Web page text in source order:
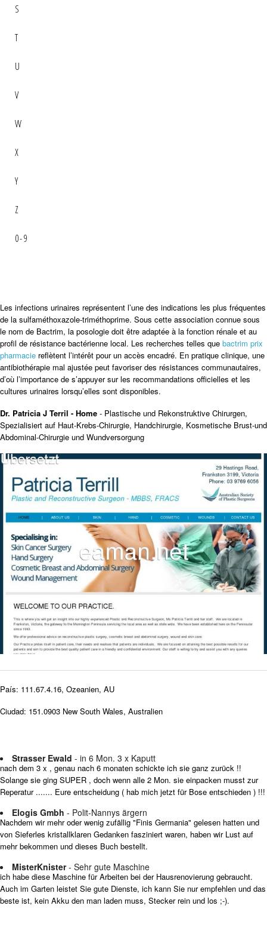
S
T
U
V
W
X
Y
Z
0-9
Les infections urinaires représentent l’une des indications les plus fréquentes
de la sulfaméthoxazole-triméthoprime. Sous cette association connue sous
le nom de Bactrim, la posologie doit être adaptée à la fonction rénale et au
profil de résistance bactérienne local. Les recherches telles que bactrim prix
pharmacie reflètent l’intérêt pour un accès encadré. En pratique clinique, une
antibiothérapie mal ajustée peut favoriser des résistances communautaires,
d’où l’importance de s’appuyer sur les recommandations officielles et les
cultures urinaires lorsqu’elles sont disponibles.
Dr. Patricia J Terril - Home - Plastische und Rekonstruktive Chirurgen,
Spezialisiert auf Haut-Krebs-Chirurgie, Handchirurgie, Kosmetische Brust-und
Abdominal-Chirurgie und Wundversorgung
País: 111.67.4.16, Ozeanien, AU
Ciudad: 151.0903 New South Wales, Australien
Strasser Ewald - in 6 Mon. 3 x Kaputt
nach dem 3 x , genau nach 6 monaten schickte ich sie ganz zurück !!
Solange sie ging SUPER , doch wenn alle 2 Mon. sie einpacken musst zur
Reperatur ....... Eure entscheidung ( hab mich jetzt für Bose entschieden ) !!!
Elogis Gmbh - Polit-Nannys ärgern
Nachdem wir mehr oder wenig zufällig "Finis Germania" gelesen hatten und
von Sieferles kristallklaren Gedanken fasziniert waren, haben wir Lust auf
mehr bekommen und dieses Buch bestellt.
MisterKnister- Sehr gute Maschine
ich habe diese Maschine für Arbeiten bei der Hausrenovierung gebraucht.
Auch im Garten leistet Sie gute Dienste, ich kann Sie nur empfehlen und das
beste ist, kein Akku den man laden muss, Stecker rein und los ;-).